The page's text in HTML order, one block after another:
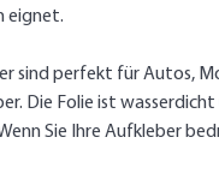
eignet.
sind perfekt für Autos,
Die Folie ist
Sie Ihre Aufkleber